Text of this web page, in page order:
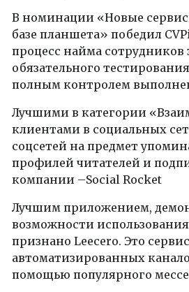
В номинации «Новые
базе планшета» победил
процесс найма сотрудников
обязательного
полным контролем
Лучшими в категории
клиентами в социальных
соцсетей на предмет
профилей читателей и
компании –Social Rocket
Лучшим приложением,
возможности
признано Leecero. Это
автоматизированных
помощью популярного